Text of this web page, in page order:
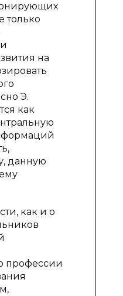
только
на
Э.
как
данную
как и о
профессии